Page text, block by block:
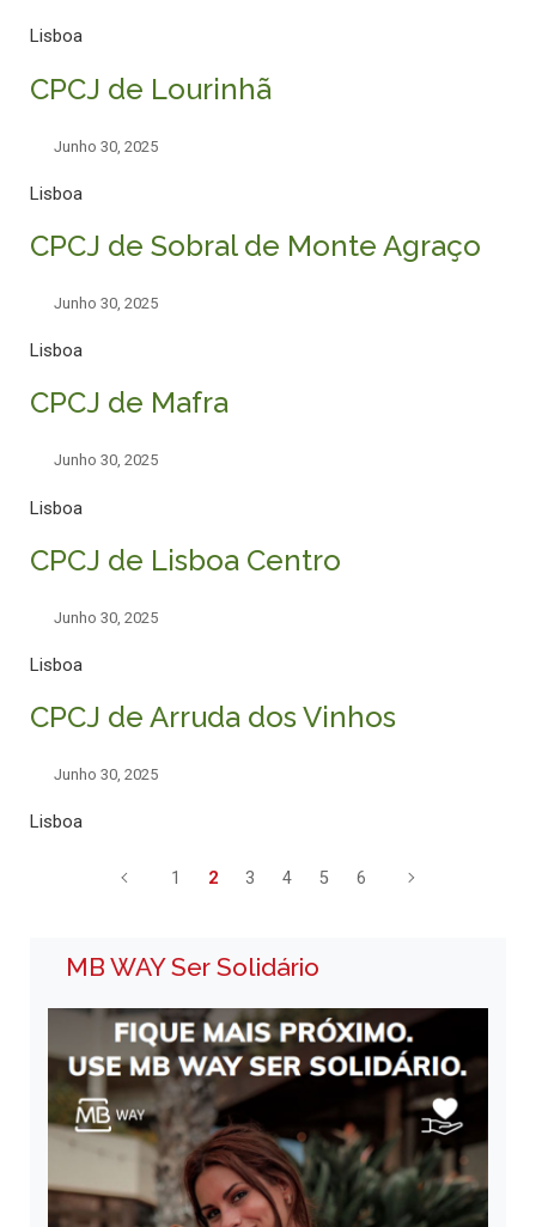
Lisboa
CPCJ de Lourinhã
Junho 30, 2025
Lisboa
CPCJ de Sobral de Monte Agraço
Junho 30, 2025
Lisboa
CPCJ de Mafra
Junho 30, 2025
Lisboa
CPCJ de Lisboa Centro
Junho 30, 2025
Lisboa
CPCJ de Arruda dos Vinhos
Junho 30, 2025
Lisboa
1 2 3 4 5 6
MB WAY Ser Solidário